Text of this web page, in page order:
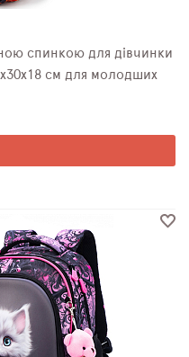
спинкою для дівчинки
см для молодших